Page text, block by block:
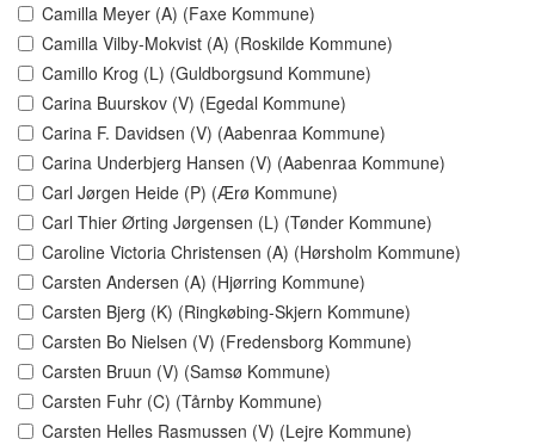
Camilla Meyer (A) (Faxe Kommune)
Camilla Vilby-Mokvist (A) (Roskilde Kommune)
Camillo Krog (L) (Guldborgsund Kommune)
Carina Buurskov (V) (Egedal Kommune)
Carina F. Davidsen (V) (Aabenraa Kommune)
Carina Underbjerg Hansen (V) (Aabenraa Kommune)
Carl Jørgen Heide (P) (Ærø Kommune)
Carl Thier Ørting Jørgensen (L) (Tønder Kommune)
Caroline Victoria Christensen (A) (Hørsholm Kommune)
Carsten Andersen (A) (Hjørring Kommune)
Carsten Bjerg (K) (Ringkøbing-Skjern Kommune)
Carsten Bo Nielsen (V) (Fredensborg Kommune)
Carsten Bruun (V) (Samsø Kommune)
Carsten Fuhr (C) (Tårnby Kommune)
Carsten Helles Rasmussen (V) (Lejre Kommune)